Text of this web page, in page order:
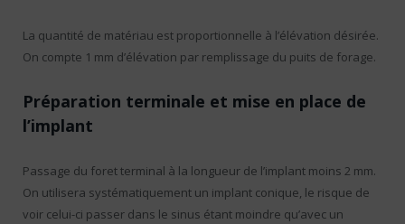
La quantité de matériau est proportionnelle à l’élévation désirée.
On compte 1 mm d’élévation par remplissage du puits de forage.
Préparation terminale et mise en place de
l’implant
Passage du foret terminal à la longueur de l’implant moins 2 mm.
On utilisera systématiquement un implant conique, le risque de
voir celui-ci passer dans le sinus étant moindre qu’avec un